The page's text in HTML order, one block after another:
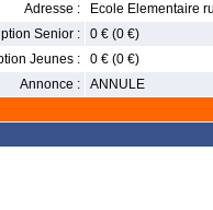
Adresse :
Ecole Elementaire
Senior :
0 € (0 €)
Jeunes :
0 € (0 €)
Annonce :
ANNULE